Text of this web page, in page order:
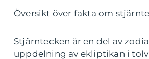
Översikt över fakta om
Stjärntecken är en del av
uppdelning av ekliptikan i tolv